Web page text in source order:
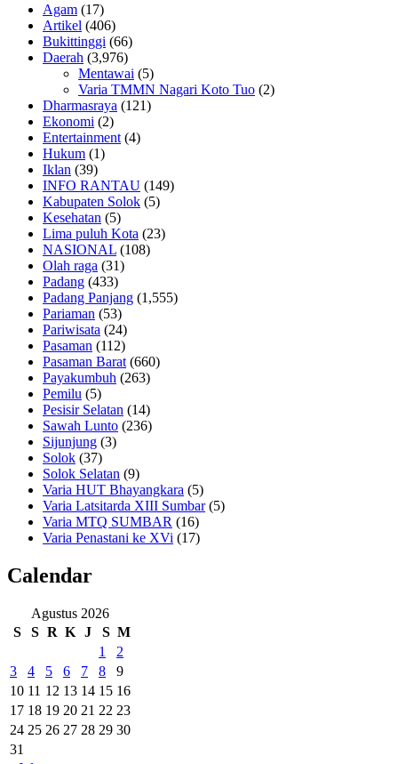
Agam (17)
Artikel (406)
Bukittinggi (66)
Daerah (3,976)
Mentawai (5)
Varia TMMN Nagari Koto Tuo (2)
Dharmasraya (121)
Ekonomi (2)
Entertainment (4)
Hukum (1)
Iklan (39)
INFO RANTAU (149)
Kabupaten Solok (5)
Kesehatan (5)
Lima puluh Kota (23)
NASIONAL (108)
Olah raga (31)
Padang (433)
Padang Panjang (1,555)
Pariaman (53)
Pariwisata (24)
Pasaman (112)
Pasaman Barat (660)
Payakumbuh (263)
Pemilu (5)
Pesisir Selatan (14)
Sawah Lunto (236)
Sijunjung (3)
Solok (37)
Solok Selatan (9)
Varia HUT Bhayangkara (5)
Varia Latsitarda XIII Sumbar(5)
Varia MTQ SUMBAR (16)
Varia Penastani ke XVi (17)
Calendar
Agustus 2026
S
S R K J S M
1
2
3
4 5 6 7 8
9
10 11 12 13 14 15 16
17 18 19 20 21 22 23
24 25 26 27 28 29 30
31